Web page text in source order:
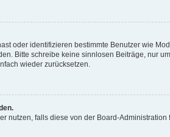
oder identifizieren bestimmte Benutzer wie
Bitte schreibe keine sinnlosen Beiträge, nur
wieder zurücksetzen.
falls diese von der Board-